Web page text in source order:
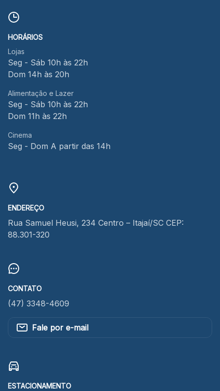
HORÁRIOS
Lojas
Seg - Sáb 10h às 22h
Dom 14h às 20h
Alimentação e Lazer
Seg - Sáb 10h às 22h
Dom 11h às 22h
Cinema
Seg - Dom A partir das 14h
ENDEREÇO
Rua Samuel Heusi, 234 Centro – Itajaí/SC CEP:
88.301-320
CONTATO
(47) 3348-4609
Fale por e-mail
ESTACIONAMENTO